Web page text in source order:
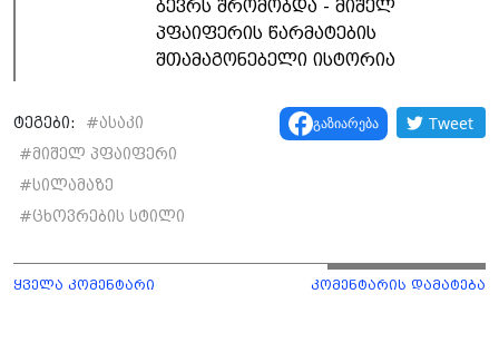
ბევრს შრომობდა - მიშელ
პფაიფერის წარმატების
შთამაგონებელი ისტორია
ტეგები: #ასაკი
#მიშელ პფაიფერი
#სილამაზე
#ცხოვრების სტილი
გაზიარება Tweet
ყველა კომენტარი კომენტარის დამატება